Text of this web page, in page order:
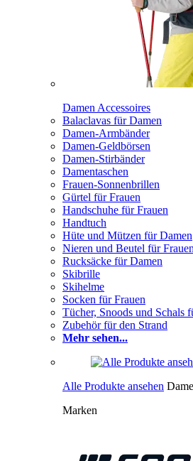
Damen Accessoires
Balaclavas für Damen
Damen-Armbänder
Damen-Geldbörsen
Damen-Stirbänder
Damentaschen
Frauen-Sonnenbrillen
Gürtel für Frauen
Handschuhe für Frauen
Handtuch
Hüte und Mützen für Damen
Nieren und Beutel für Frauen
Rucksäcke für Damen
Skibrille
Skihelme
Socken für Frauen
Tücher, Snoods und Schals
Zubehör für den Strand
Mehr sehen...
Alle Produkte ansehen
Marken